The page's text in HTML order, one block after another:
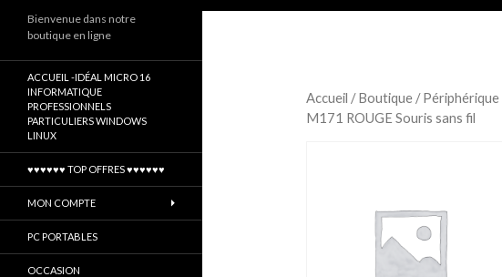
Accueil /Boutique /Périphérique
M171 ROUGE Souris sans fil
Bienvenue dans notre
boutique en ligne
ACCUEIL -IDÉAL MICRO 16
INFORMATIQUE
PROFESSIONNELS
PARTICULIERS WINDOWS
LINUX
♥♥♥♥♥♥ TOP OFFRES ♥♥♥♥♥♥
MON COMPTE
PC PORTABLES
OCCASION